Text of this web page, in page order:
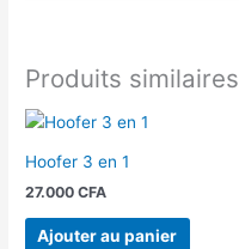
Produits similaires
Hoofer 3 en 1
27.000CFA
Ajouter au panier